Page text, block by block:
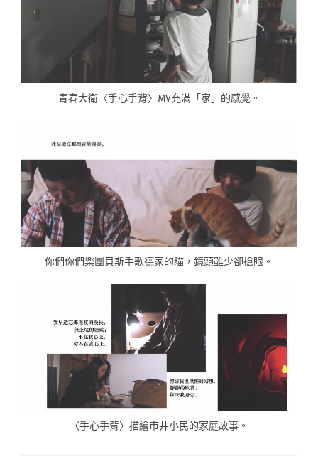
青春大衛〈手心手背〉MV充滿「家」的感覺。
你們你們樂團貝斯手歌德家的貓，鏡頭雖少卻搶眼。
〈手心手背〉描繪市井小民的家庭故事。